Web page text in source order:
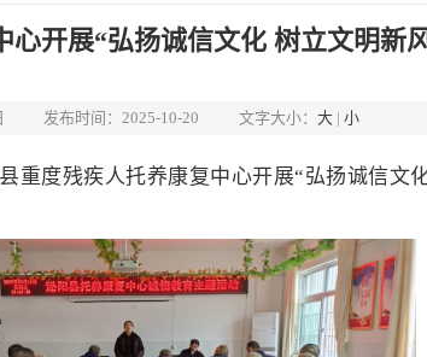
开展“弘扬诚信文化 树立文明新
发布时间：2025-10-20 文字大小： 大 | 小
重度残疾人托养康复中心开展“弘扬诚信文